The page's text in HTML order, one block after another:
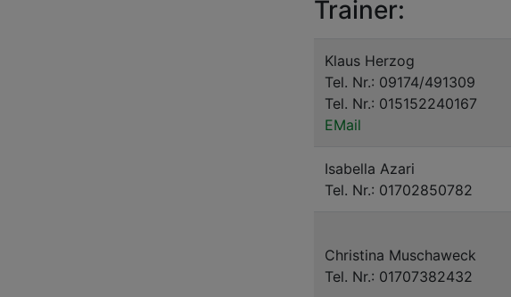
Trainer:
Klaus Herzog
Tel. Nr.: 09174/491309
Tel. Nr.: 015152240167
EMail
Isabella Azari
Tel. Nr.: 01702850782
Christina Muschaweck
Tel. Nr.: 01707382432